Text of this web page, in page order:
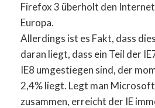
Firefox 3 überholt den
Europa.
Allerdings ist es Fakt, dass
daran liegt, dass ein Teil der
IE8 umgestiegen sind, der
2,4% liegt. Legt man
zusammen, erreicht der IE